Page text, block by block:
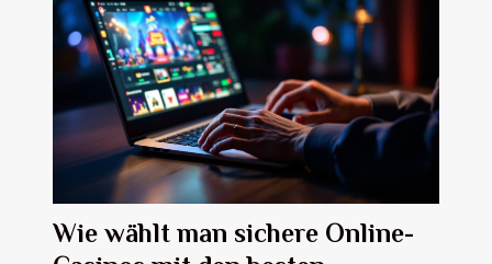
Wie wählt man sichere Online-